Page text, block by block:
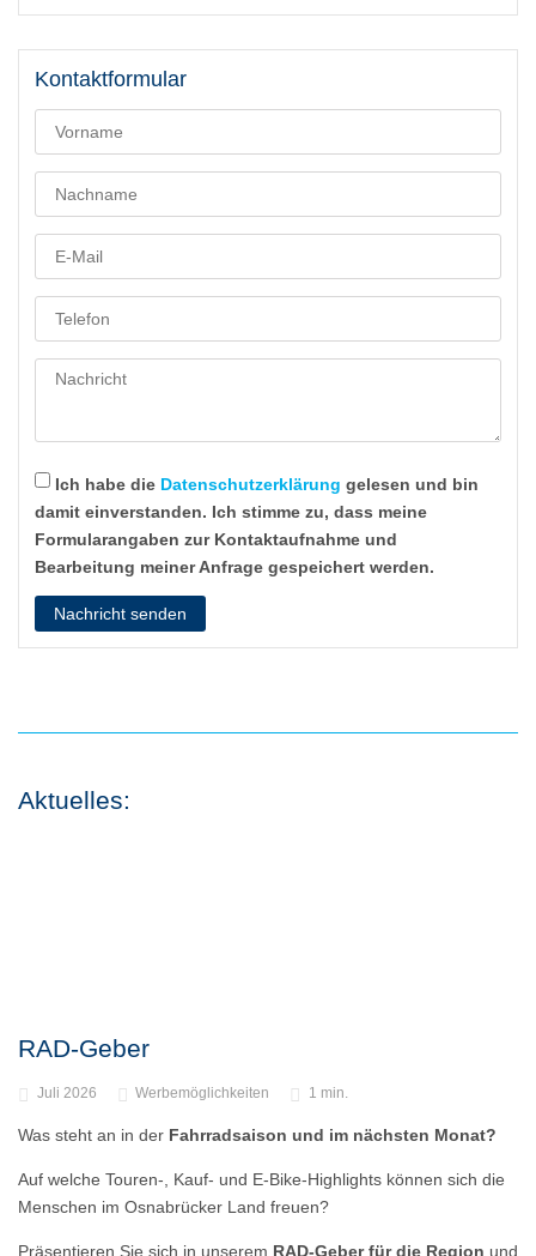
Kontaktformular
Ich habe die Datenschutzerklärung gelesen und bin
damit einverstanden. Ich stimme zu, dass meine
Formularangaben zur Kontaktaufnahme und
Bearbeitung meiner Anfrage gespeichert werden.
Aktuelles:
RAD-Geber
Juli 2026 Werbemöglichkeiten 1 min.
Was steht an in der Fahrradsaison und im nächsten Monat?
Auf welche Touren-, Kauf- und E-Bike-Highlights können sich die
Menschen im Osnabrücker Land freuen?
Präsentieren Sie sich in unserem RAD-Geber für die Region und